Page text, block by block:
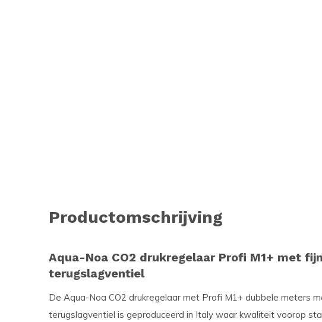
Productomschrijving
Aqua-Noa CO2 drukregelaar Profi M1+ met
terugslagventiel
De Aqua-Noa CO2 drukregelaar met Profi M1+ dubbele meters
terugslagventiel is geproduceerd in Italy waar kwaliteit voorop